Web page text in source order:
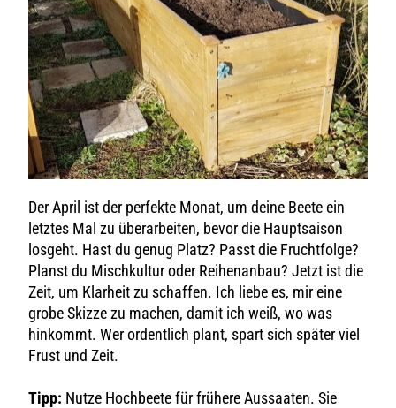
Der April ist der perfekte Monat, um deine Beete ein
letztes Mal zu überarbeiten, bevor die Hauptsaison
losgeht. Hast du genug Platz? Passt die Fruchtfolge?
Planst du Mischkultur oder Reihenanbau? Jetzt ist die
Zeit, um Klarheit zu schaffen. Ich liebe es, mir eine
grobe Skizze zu machen, damit ich weiß, wo was
hinkommt. Wer ordentlich plant, spart sich später viel
Frust und Zeit.
Tipp: Nutze Hochbeete für frühere Aussaaten. Sie